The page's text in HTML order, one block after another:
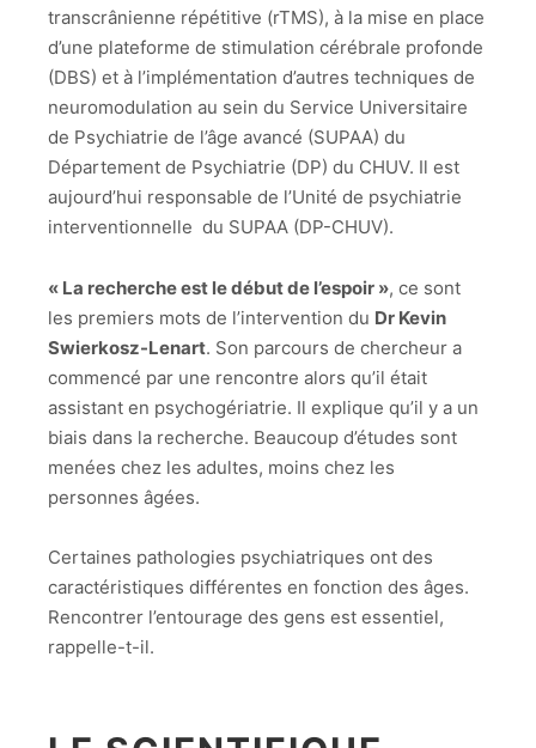
transcrânienne répétitive (rTMS), à la mise en place
d’une plateforme de stimulation cérébrale profonde
(DBS) et à l’implémentation d’autres techniques de
neuromodulation au sein du Service Universitaire
de Psychiatrie de l’âge avancé (SUPAA) du
Département de Psychiatrie (DP) du CHUV. Il est
aujourd’hui responsable de l’Unité de psychiatrie
interventionnelle du SUPAA (DP-CHUV).
« La recherche est le début de l’espoir », ce sont
les premiers mots de l’intervention du Dr Kevin
Swierkosz-Lenart. Son parcours de chercheur a
commencé par une rencontre alors qu’il était
assistant en psychogériatrie. Il explique qu’il y a un
biais dans la recherche. Beaucoup d’études sont
menées chez les adultes, moins chez les
personnes âgées.
Certaines pathologies psychiatriques ont des
caractéristiques différentes en fonction des âges.
Rencontrer l’entourage des gens est essentiel,
rappelle-t-il.